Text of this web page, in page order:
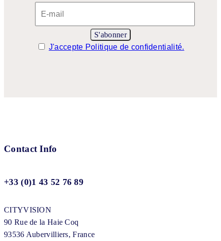
J'accepte Politique de confidentialité.
Contact Info
+33 (0)1 43 52 76 89
CITYVISION
90 Rue de la Haie Coq
93536 Aubervilliers, France